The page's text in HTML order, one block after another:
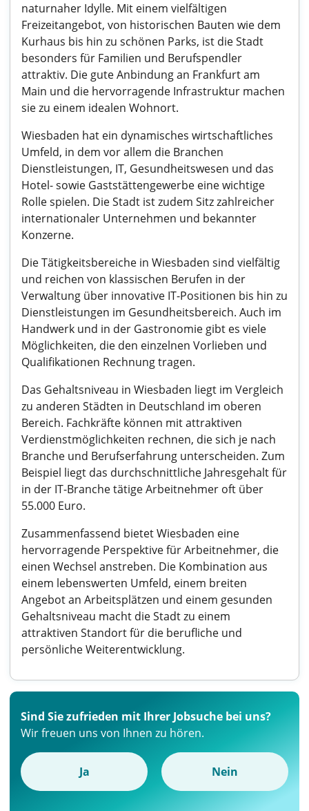
naturnaher Idylle. Mit einem vielfältigen
Freizeitangebot, von historischen Bauten wie dem
Kurhaus bis hin zu schönen Parks, ist die Stadt
besonders für Familien und Berufspendler
attraktiv. Die gute Anbindung an Frankfurt am
Main und die hervorragende Infrastruktur machen
sie zu einem idealen Wohnort.
Wiesbaden hat ein dynamisches wirtschaftliches
Umfeld, in dem vor allem die Branchen
Dienstleistungen, IT, Gesundheitswesen und das
Hotel- sowie Gaststättengewerbe eine wichtige
Rolle spielen. Die Stadt ist zudem Sitz zahlreicher
internationaler Unternehmen und bekannter
Konzerne.
Die Tätigkeitsbereiche in Wiesbaden sind vielfältig
und reichen von klassischen Berufen in der
Verwaltung über innovative IT-Positionen bis hin zu
Dienstleistungen im Gesundheitsbereich. Auch im
Handwerk und in der Gastronomie gibt es viele
Möglichkeiten, die den einzelnen Vorlieben und
Qualifikationen Rechnung tragen.
Das Gehaltsniveau in Wiesbaden liegt im Vergleich
zu anderen Städten in Deutschland im oberen
Bereich. Fachkräfte können mit attraktiven
Verdienstmöglichkeiten rechnen, die sich je nach
Branche und Berufserfahrung unterscheiden. Zum
Beispiel liegt das durchschnittliche Jahresgehalt für
in der IT-Branche tätige Arbeitnehmer oft über
55.000 Euro.
Zusammenfassend bietet Wiesbaden eine
hervorragende Perspektive für Arbeitnehmer, die
einen Wechsel anstreben. Die Kombination aus
einem lebenswerten Umfeld, einem breiten
Angebot an Arbeitsplätzen und einem gesunden
Gehaltsniveau macht die Stadt zu einem
attraktiven Standort für die berufliche und
persönliche Weiterentwicklung.
Sind Sie zufrieden mit Ihrer Jobsuche bei uns?
Wir freuen uns von Ihnen zu hören.
Ja Nein